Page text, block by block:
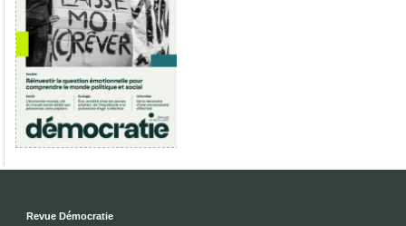
Revue Démocratie